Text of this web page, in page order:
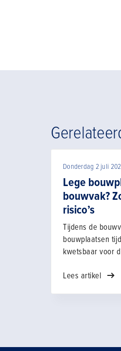
Donderdag 2 juli
Lege
bouwvak?
risico’s
Tijdens de
bouwplaatsen
kwetsbaar voor
belangrijk om stil
Lees artikel